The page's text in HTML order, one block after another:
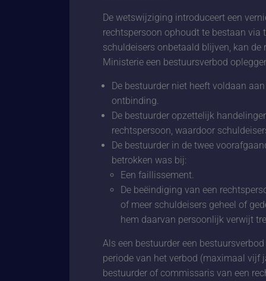
De wetswijziging introduceert een
rechtspersoon ophoudt te bestaan via
schuldeisers onbetaald blijven, kan
Ministerie een bestuursverbod
De bestuurder niet heeft voldaan
ontbinding.
De bestuurder opzettelijk
rechtspersoon, waardoor
De bestuurder in de twee
betrokken was bij:
Een faillissement.
De beëindiging van een
of meer schuldeisers geheel of
hem daarvan persoonlijk verwijt
Als een bestuurder een
periode van het verbod (maximaal vijf
bestuurder of commissaris van een